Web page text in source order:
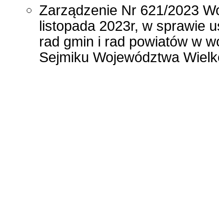
Zarządzenie Nr 621/2023
listopada 2023r, w sprawie
rad gmin i rad powiatów w
Sejmiku Województwa